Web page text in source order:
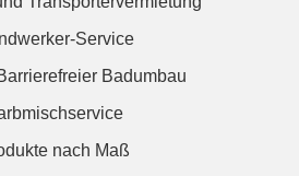
Service
Badumbau
nach Maß